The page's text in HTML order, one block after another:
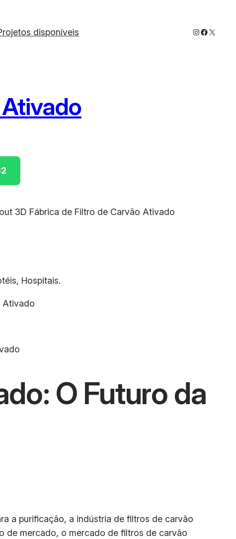
disponíveis Instagram
X
3D Fábrica de Filtro de Carvão Ativado
Hospitais.
Ativado
O Futuro da
a purificação, a indústria de filtros de carvão
de mercado, o mercado de filtros de carvão